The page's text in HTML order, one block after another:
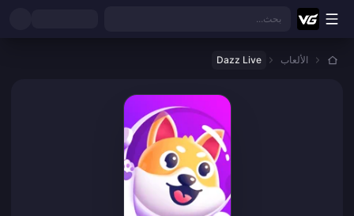
انتقل إلى المحتوى الرئيسي
بحث...
الألعاب Dazz Live